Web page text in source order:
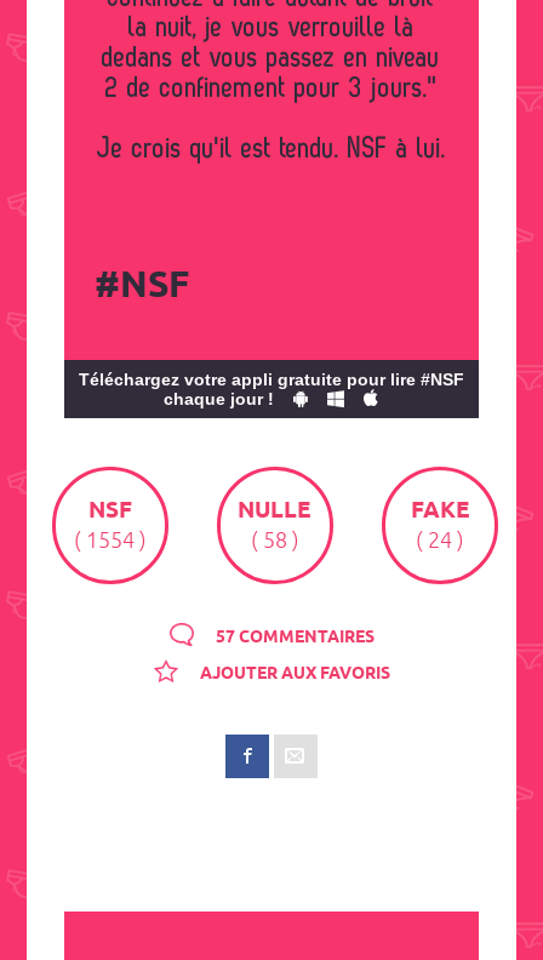
la nuit, je vous verrouille là
dedans et vous passez en niveau
2 de confinement pour 3 jours."
Je crois qu'il est tendu. NSF à lui.
#NSF
Téléchargez votre appli gratuite pour lire #NSF
chaque jour !
NSF
( 1554 )
NULLE
( 58 )
FAKE
( 24 )
57 COMMENTAIRES
AJOUTER AUX FAVORIS